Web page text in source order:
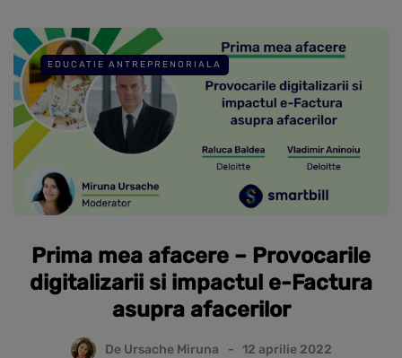
EDUCATIE ANTREPRENORIALA
Prima mea afacere – Provocarile
digitalizarii si impactul e-Factura
asupra afacerilor
De Ursache Miruna 12 aprilie 2022